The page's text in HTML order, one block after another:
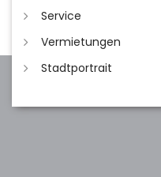
Service
Vermietungen
Stadtportrait